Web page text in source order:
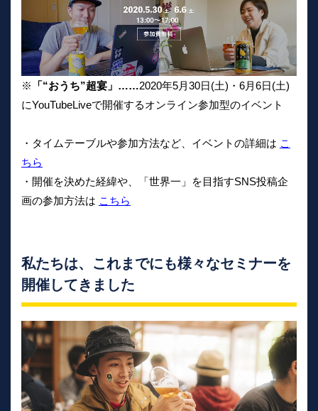
※ 「“おうち”超宴」……2020年5月30日(土)・6月6日(土)
にYouTubeLiveで開催するオンライン参加型のイベント
・タイムテーブルや参加方法など、イベントの詳細は こ
ちら
・開催を決めた経緯や、「世界一」を目指すSNS投稿企
画の参加方法は こちら
私たちは、これまでにも様々なセミナーを
開催してきました